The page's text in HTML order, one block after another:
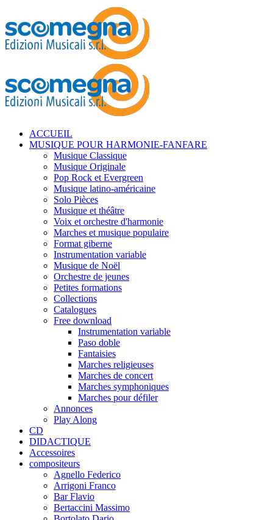
ACCUEIL
MUSIQUE POUR HARMONIE-FANFARE
Musique Classique
Musique Originale
Pop Rock et Evergreen
Musique latino-américaine
Solo Pièces
Musique et théâtre
Voix et orchestre d'harmonie
Marches et musique populaire
Format giberne
Instrumentation variable
Musique de Noël
Orchestre de jeunes
Petites formations
Collections
Catalogues
Free download
Instrumentation variable
Paso doble
Fantaisies
Marches religieuses
Marches de concert
Marches symphoniques
Marches pour défiler
Annonces
Play Along
CD
DIDACTIQUE
Accessoires
compositeurs
Agnello Federico
Arrigoni Franco
Bar Flavio
Bertaccini Massimo